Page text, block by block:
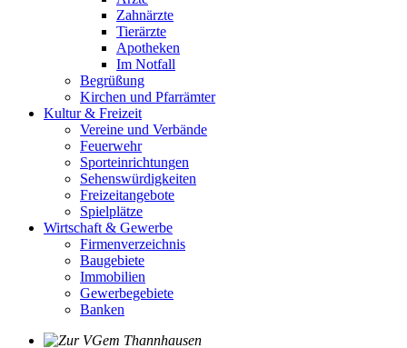
Zahnärzte
Tierärzte
Apotheken
Im Notfall
Begrüßung
Kirchen und Pfarrämter
Kultur & Freizeit
Vereine und Verbände
Feuerwehr
Sporteinrichtungen
Sehenswürdigkeiten
Freizeitangebote
Spielplätze
Wirtschaft & Gewerbe
Firmenverzeichnis
Baugebiete
Immobilien
Gewerbegebiete
Banken